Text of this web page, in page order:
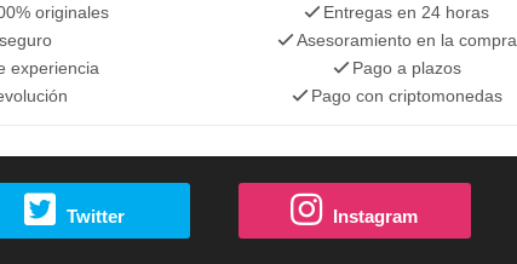
originales
experiencia
Entregas en 24 horas
Asesoramiento en la compra
Pago a plazos
Pago con criptomonedas
Twitter Instagram